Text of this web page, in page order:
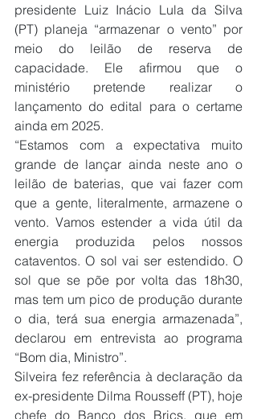
presidente Luiz Inácio Lula da Silva
(PT) planeja “armazenar o vento” por
meio do leilão de reserva de
capacidade. Ele afirmou que o
ministério pretende realizar o
lançamento do edital para o certame
ainda em 2025.
“Estamos com a expectativa muito
grande de lançar ainda neste ano o
leilão de baterias, que vai fazer com
que a gente, literalmente, armazene o
vento. Vamos estender a vida útil da
energia produzida pelos nossos
cataventos. O sol vai ser estendido. O
sol que se põe por volta das 18h30,
mas tem um pico de produção durante
o dia, terá sua energia armazenada”,
declarou em entrevista ao programa
“Bom dia, Ministro”.
Silveira fez referência à declaração da
ex-presidente Dilma Rousseff (PT), hoje
chefe do Banco dos Brics, que em